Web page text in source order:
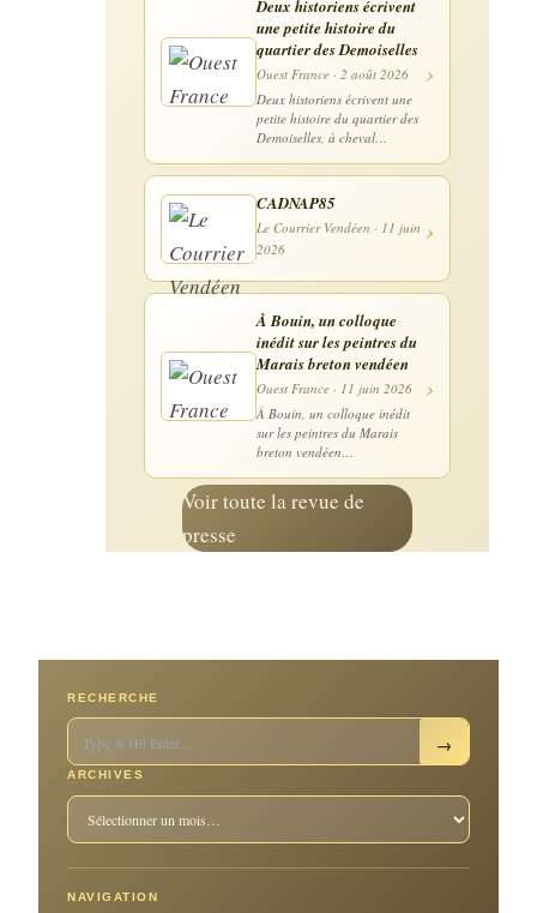
Deux historiens écrivent
une petite histoire du
quartier des Demoiselles
Ouest France · 2 août 2026
Deux historiens écrivent une
petite histoire du quartier des
Demoiselles, à cheval…
›
CADNAP85
Le Courrier Vendéen · 11 juin
2026
›
À Bouin, un colloque
inédit sur les peintres du
Marais breton vendéen
Ouest France · 11 juin 2026
À Bouin, un colloque inédit
sur les peintres du Marais
breton vendéen…
›
Voir toute la revue de
presse
RECHERCHE
→
ARCHIVES
NAVIGATION